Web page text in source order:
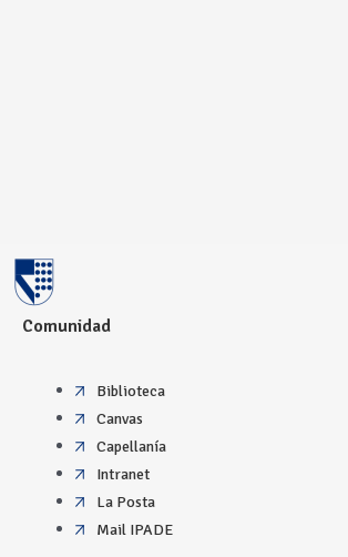
Comunidad
Biblioteca
Canvas
Capellanía
Intranet
La Posta
Mail IPADE